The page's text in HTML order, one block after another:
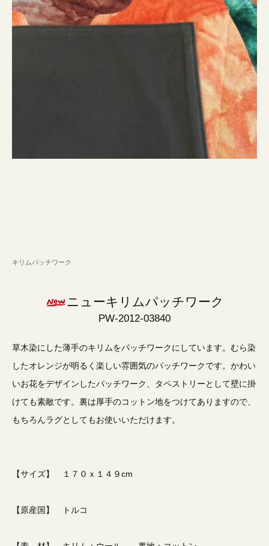
キリムパッチワーク
ニューキリムパッチワーク
PW-2012-03840
草木染にした薄手のキリムをパッチワークにしています。むら染
したオレンジが明るく楽しい雰囲気のパッチワークです。かわい
いお花をデザインしたパッチワーク、タペストリーとして壁に掛
けても素敵です。裏は厚手のコットン地をつけてありますので、
もちろんラグとしてもお使いいただけます。
【サイズ】 １７０ｘ１４９cm
【原産国】 トルコ